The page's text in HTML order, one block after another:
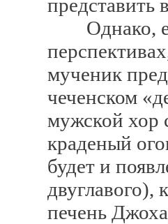
представить
Однако,
мученик
чеченском
мужской хор
краденый
будет и
двуглавого),
печень